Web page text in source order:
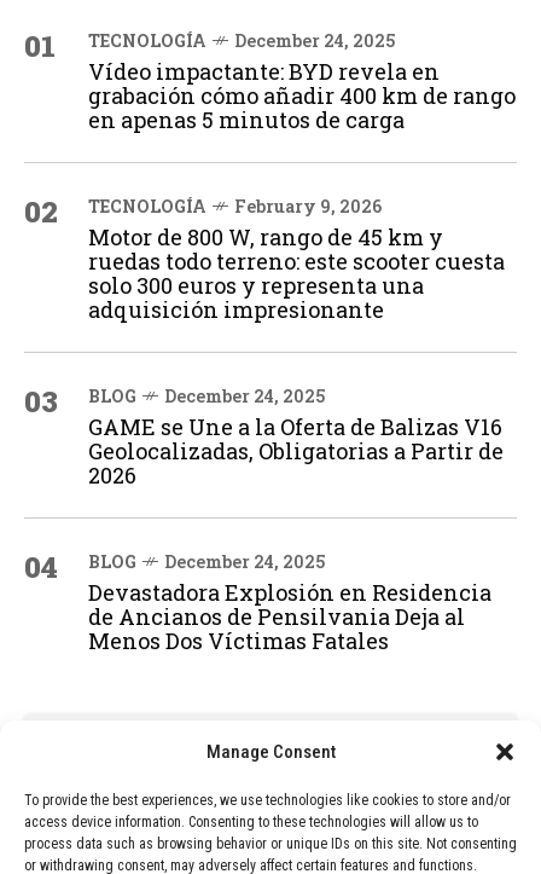
Manage Consent
To provide the best experiences, we use technologies like cookies to store and/or
access device information. Consenting to these technologies will allow us to
process data such as browsing behavior or unique IDs on this site. Not consenting
or withdrawing consent, may adversely affect certain features and functions.
01 TECNOLOGÍA December 24, 2025
Vídeo impactante: BYD revela en
grabación cómo añadir 400 km de rango
en apenas 5 minutos de carga
02 TECNOLOGÍA February 9, 2026
Motor de 800 W, rango de 45 km y
ruedas todo terreno: este scooter cuesta
solo 300 euros y representa una
adquisición impresionante
03 BLOG December 24, 2025
GAME se Une a la Oferta de Balizas V16
Geolocalizadas, Obligatorias a Partir de
2026
04 BLOG December 24, 2025
Devastadora Explosión en Residencia
de Ancianos de Pensilvania Deja al
Menos Dos Víctimas Fatales